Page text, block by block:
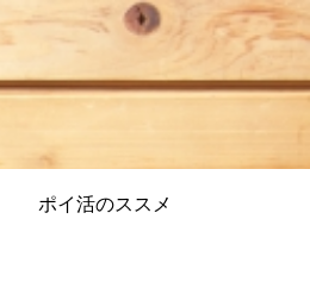
ポイ活のススメ